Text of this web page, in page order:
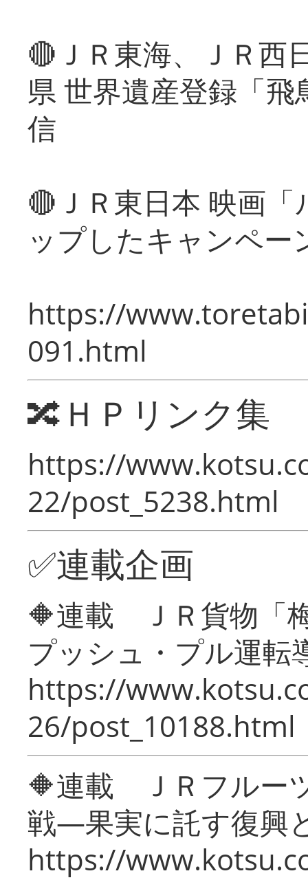
🔴ＪＲ東海、ＪＲ西
県 世界遺産登録「
信
🔴ＪＲ東日本 映画
ップしたキャンペー
https://
091.html
🔀ＨＰリンク集
https://
22/post_5238.html
✅連載企画
🔶連載 ＪＲ貨物「
プッシュ・プル運転
https://
26/post_10188.html
🔶連載 ＪＲフルー
戦―果実に託す復興
https://